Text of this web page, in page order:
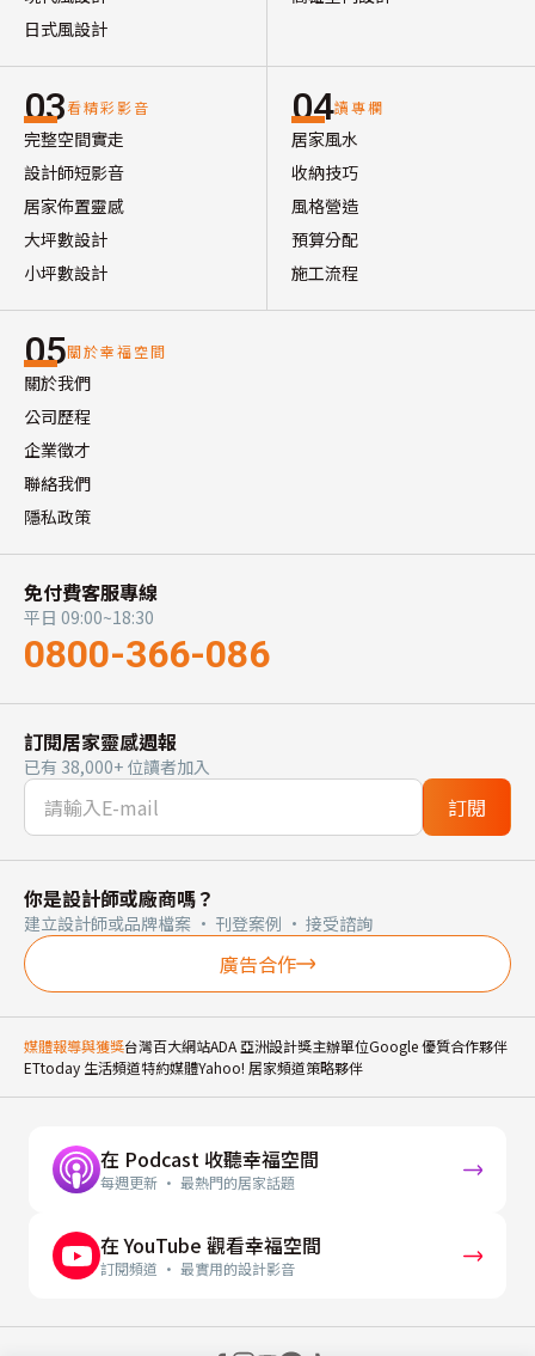
日式風設計
03看精彩影音
完整空間實走
設計師短影音
居家佈置靈感
大坪數設計
小坪數設計
04讀專欄
居家風水
收納技巧
風格營造
預算分配
施工流程
05關於幸福空間
關於我們
公司歷程
企業徵才
聯絡我們
隱私政策
免付費客服專線
平日 09:00~18:30
0800-366-086
訂閱居家靈感週報
已有 38,000+ 位讀者加入
訂閱
你是設計師或廠商嗎？
建立設計師或品牌檔案 · 刊登案例 · 接受諮詢
廣告合作
媒體報導與獲獎台灣百大網站ADA 亞洲設計獎主辦單位Google 優質合作夥伴
ETtoday 生活頻道特約媒體Yahoo! 居家頻道策略夥伴
在 Podcast 收聽幸福空間
每週更新 · 最熱門的居家話題
在 YouTube 觀看幸福空間
訂閱頻道 · 最實用的設計影音